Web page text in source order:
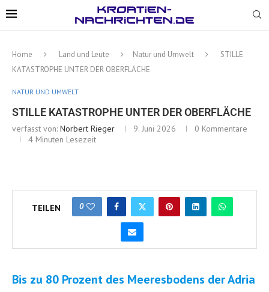
Home Land und Leute Natur und Umwelt
STILLE
KATASTROPHE UNTER DER OBERFLÄCHE
NATUR UND UMWELT
STILLE KATASTROPHE UNTER DER OBERFLÄCHE
verfasst von: Norbert Rieger 9. Juni 2026
0 Kommentare
4 Minuten Lesezeit
TEILEN 0
Bis zu 80 Prozent des Meeresbodens der Adria